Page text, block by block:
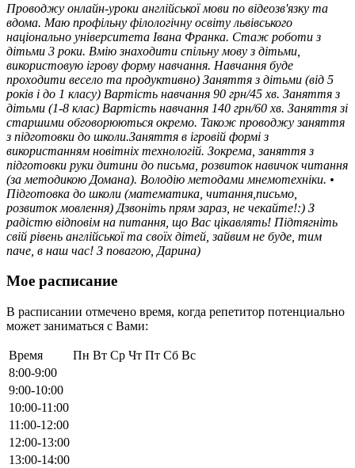
Проводжу онлайн-уроки англійської мови по відеозв'язку та
вдома. Маю профільну філологічну освіту львівського
національно університета Івана Франка. Стаж роботи з
дітьми 3 роки. Вмію знаходити спільну мову з дітьми,
використовую ігрову форму навчання. Навчання буде
проходити весело та продуктивно) Заняття з дітьми (від 5
років і до 1 класу) Вартість навчання 90 грн/45 хв. Заняття з
дітьми (1-8 клас) Вартість навчання 140 грн/60 хв. Заняття зі
старшими обговорюються окремо. Також проводжу заняття
з підготовки до школи.Заняття в ігровій формі з
використанням новітніх технологій. Зокрема, заняття з
підготовки руки дитини до письма, розвиток навичок читання
(за методикою Домана). Володію методами мнемотехніки. •
Підготовка до школи (математика, читання,письмо,
розвиток мовлення) Дзвоніть прям зараз, не чекайте!:) З
радістю відповім на питання, що Вас цікавлять! Підтягніть
свій рівень англійської та своїх дітей, зайвим не буде, тим
паче, в наш час! З повагою, Дарина)
Мое расписание
В расписании отмечено время, когда репетитор потенциально
может заниматься с Вами:
Время Пн Вт Ср Чт Пт Сб Вс
8:00-9:00
9:00-10:00
10:00-11:00
11:00-12:00
12:00-13:00
13:00-14:00